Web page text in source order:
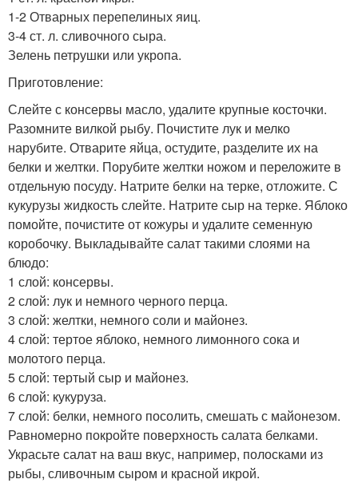
1-2 Отварных перепелиных яиц.
3-4 ст. л. сливочного сыра.
Зелень петрушки или укропа.
Приготовление:
Слейте с консервы масло, удалите крупные косточки.
Разомните вилкой рыбу. Почистите лук и мелко
нарубите. Отварите яйца, остудите, разделите их на
белки и желтки. Порубите желтки ножом и переложите в
отдельную посуду. Натрите белки на терке, отложите. С
кукурузы жидкость слейте. Натрите сыр на терке. Яблоко
помойте, почистите от кожуры и удалите семенную
коробочку. Выкладывайте салат такими слоями на
блюдо:
1 слой: консервы.
2 слой: лук и немного черного перца.
3 слой: желтки, немного соли и майонез.
4 слой: тертое яблоко, немного лимонного сока и
молотого перца.
5 слой: тертый сыр и майонез.
6 слой: кукуруза.
7 слой: белки, немного посолить, смешать с майонезом.
Равномерно покройте поверхность салата белками.
Украсьте салат на ваш вкус, например, полосками из
рыбы, сливочным сыром и красной икрой.